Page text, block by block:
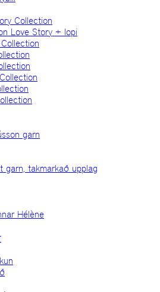
Collection
Love Story + lopi
garn
garn, takmarkað upplag
Hélène